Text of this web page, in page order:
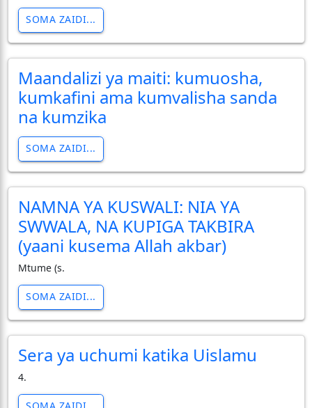
SOMA ZAIDI...
Maandalizi ya maiti: kumuosha,
kumkafini ama kumvalisha sanda
na kumzika
SOMA ZAIDI...
NAMNA YA KUSWALI: NIA YA
SWWALA, NA KUPIGA TAKBIRA
(yaani kusema Allah akbar)
Mtume (s.
SOMA ZAIDI...
Sera ya uchumi katika Uislamu
4.